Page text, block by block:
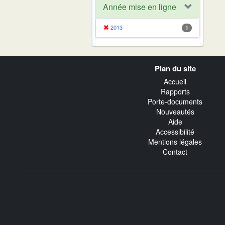
Année mise en ligne
2013 1
Plan du site
Accueil
Rapports
Porte-documents
Nouveautés
Aide
Accessibilité
Mentions légales
Contact